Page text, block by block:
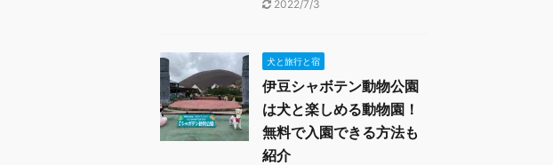
2022/7/3
犬と旅行と宿
伊豆シャボテン動物公園
は犬と楽しめる動物園！
無料で入園できる方法も
紹介